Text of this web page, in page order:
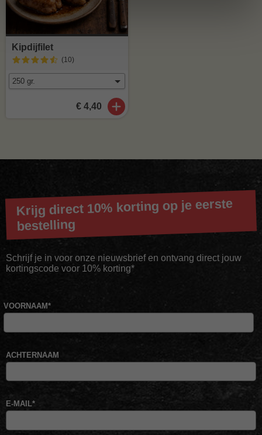
Kipdijfilet
(10)
€ 4,40
Krijg direct 10% korting op je eerste
bestelling
Schrijf je in voor onze nieuwsbrief en ontvang direct jouw
kortingscode voor 10% korting*
VOORNAAM*
ACHTERNAAM
E-MAIL*